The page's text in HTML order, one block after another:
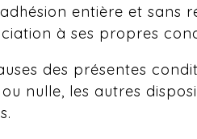
entière et sans
à ses propres
des présentes
nulle, les autres